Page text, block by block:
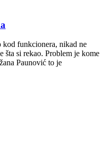
funkcionera, nikad ne
šta si rekao. Problem je kome
Paunović to je